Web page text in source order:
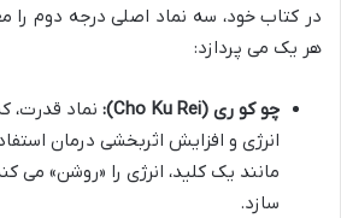
در کتاب خود، سه نماد اصلی درجه دوم را
هر یک می پردازد:
چو کو ری (Cho Ku Rei):
نماد قدرت،
انرژی و افزایش اثربخشی درمان
مانند یک کلید، انرژی را «روشن» می
سازد.